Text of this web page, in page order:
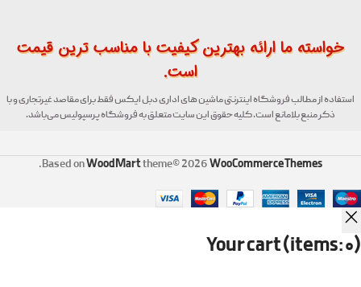
خواسته ما ارائه بهترین کیفیت با مناسب ترین قیمت
است.
استفاده از مطالب فروشگاه اینترنتی ماشین های اداری دبل ایکس فقط برای مقاصد غیرتجاری و با
ذکر منبع بلامانع است. کلیه حقوق این سایت متعلق به فروشگاه پرسپولیس می‌باشد.
Based onWoodMarttheme© 2026WooCommerce Themes
.
Your cart(items: 0)